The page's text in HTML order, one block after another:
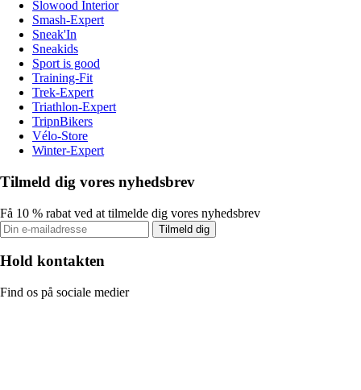
Slowood Interior
Smash-Expert
Sneak'In
Sneakids
Sport is good
Training-Fit
Trek-Expert
Triathlon-Expert
TripnBikers
Vélo-Store
Winter-Expert
Tilmeld dig vores nyhedsbrev
Få 10 % rabat ved at tilmelde dig vores nyhedsbrev
Tilmeld dig
Hold kontakten
Find os på sociale medier